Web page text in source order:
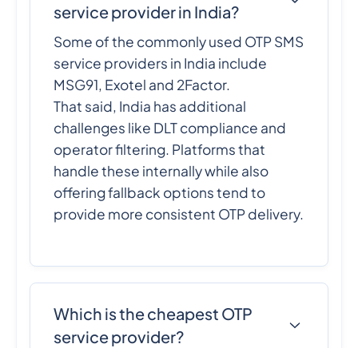
service provider in India?
Some of the commonly used OTP SMS
service providers in India include
MSG91, Exotel and 2Factor.
That said, India has additional
challenges like DLT compliance and
operator filtering. Platforms that
handle these internally while also
offering fallback options tend to
provide more consistent OTP delivery.
Which is the cheapest OTP
service provider?